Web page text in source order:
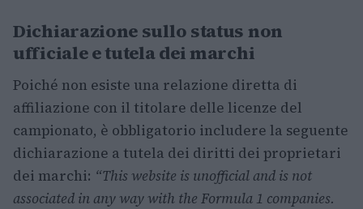
Dichiarazione sullo status non
ufficiale e tutela dei marchi
Poiché non esiste una relazione diretta di
affiliazione con il titolare delle licenze del
campionato, è obbligatorio includere la seguente
dichiarazione a tutela dei diritti dei proprietari
dei marchi: “This website is unofficial and is not
associated in any way with the Formula 1 companies.